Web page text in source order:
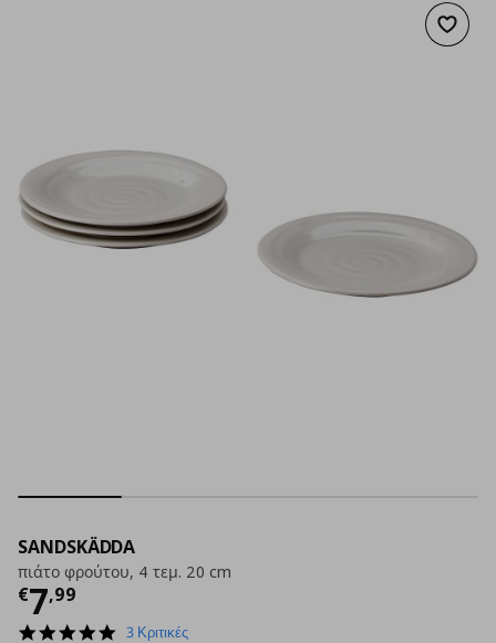
SANDSKÄDDA
πιάτο φρούτου, 4 τεμ. 20 cm
€7,99
Τρέχουσα τιμή
5.0
3 Κριτικές